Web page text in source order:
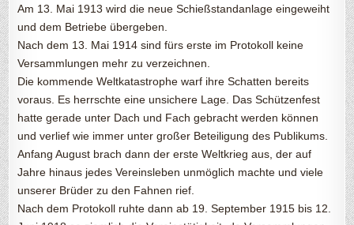
Am 13. Mai 1913 wird die neue Schießstandanlage eingeweiht
und dem Betriebe übergeben.
Nach dem 13. Mai 1914 sind fürs erste im Protokoll keine
Versammlungen mehr zu verzeichnen.
Die kommende Weltkatastrophe warf ihre Schatten bereits
voraus. Es herrschte eine unsichere Lage. Das Schützenfest
hatte gerade unter Dach und Fach gebracht werden können
und verlief wie immer unter großer Beteiligung des Publikums.
Anfang August brach dann der erste Weltkrieg aus, der auf
Jahre hinaus jedes Vereinsleben unmöglich machte und viele
unserer Brüder zu den Fahnen rief.
Nach dem Protokoll ruhte dann ab 19. September 1915 bis 12.